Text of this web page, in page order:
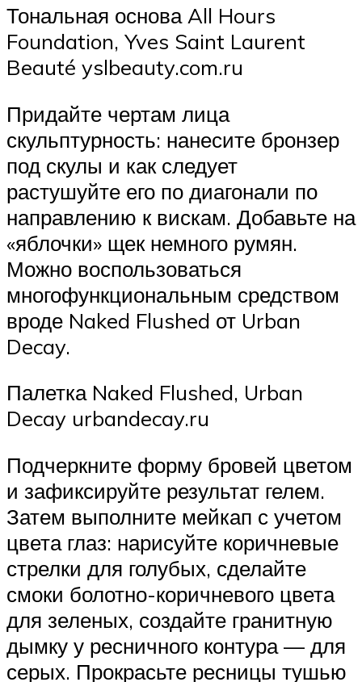
Тональная основа All Hours
Foundation, Yves Saint Laurent
Beauté yslbeauty.com.ru
Придайте чертам лица
скульптурность: нанесите бронзер
под скулы и как следует
растушуйте его по диагонали по
направлению к вискам. Добавьте на
«яблочки» щек немного румян.
Можно воспользоваться
многофункциональным средством
вроде Naked Flushed от Urban
Decay.
Палетка Naked Flushed, Urban
Decay urbandecay.ru
Подчеркните форму бровей цветом
и зафиксируйте результат гелем.
Затем выполните мейкап с учетом
цвета глаз: нарисуйте коричневые
стрелки для голубых, сделайте
смоки болотно-коричневого цвета
для зеленых, создайте гранитную
дымку у ресничного контура — для
серых. Прокрасьте ресницы тушью